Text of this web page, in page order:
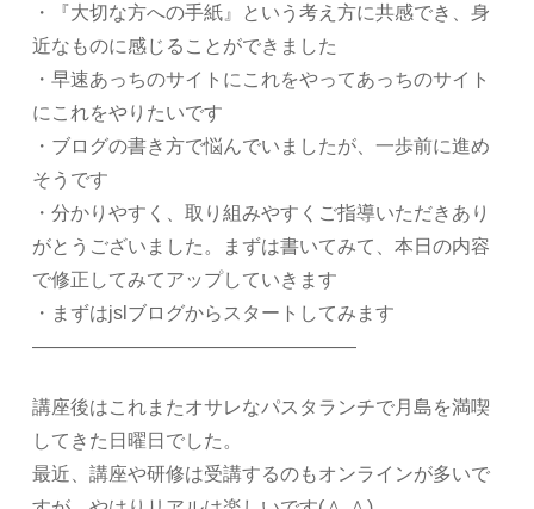
・『大切な方への手紙』という考え方に共感でき、身
近なものに感じることができました
・早速あっちのサイトにこれをやってあっちのサイト
にこれをやりたいです
・ブログの書き方で悩んでいましたが、一歩前に進め
そうです
・分かりやすく、取り組みやすくご指導いただきあり
がとうございました。まずは書いてみて、本日の内容
で修正してみてアップしていきます
・まずはjslブログからスタートしてみます
—————————————————
講座後はこれまたオサレなパスタランチで月島を満喫
してきた日曜日でした。
最近、講座や研修は受講するのもオンラインが多いで